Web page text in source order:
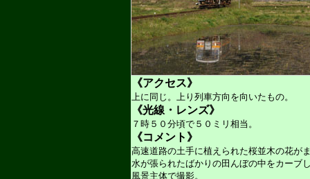
《アクセス》
上に同じ。上り列車方向を向いたもの。
《光線・レンズ》
７時５０分頃で５０ミリ相当。
《コメント》
高速道路の土手に植えられた桜並木の花が
水が張られたばかりの田んぼの中をカーブ
風景主体で撮影。